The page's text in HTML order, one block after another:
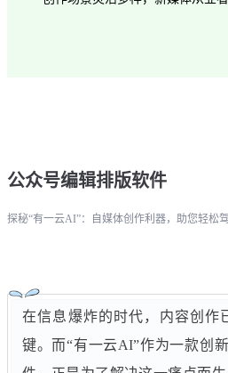
公众号编辑排版软件
探秘“有一云AI”：自媒体创作利器，助您轻松
在信息爆炸的时代，内容创作
键。而“有一云AI”作为一款创